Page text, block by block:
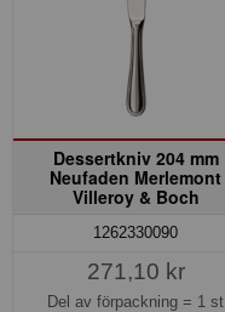
Dessertkniv 204 mm
Neufaden Merlemont
Villeroy & Boch
1262330090
271,10 kr
Del av förpackning = 1 st